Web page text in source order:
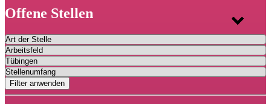
Offene Stellen
Filter anwenden